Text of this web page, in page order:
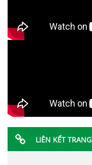
LIÊN KẾT TRANG